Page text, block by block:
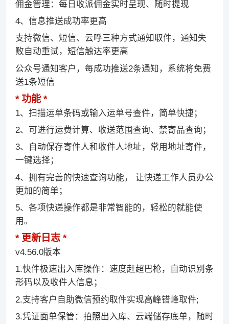
佣金管理：每日收派佣金实时呈现、随时提现
4、信息推送成功率更高
支持微信、短信、云呼三种方式通知取件，通知失
败自动重试，短信触达率更高
公众号通知客户，每成功推送2条通知，系统将免费
送1条短信
功能
1、扫描运单条码或输入运单号查件，简单快捷；
2、可进行运费计算、收送范围查询、禁寄品查询；
3、自动保存寄件人和收件人地址，常用地址寄件，
一键选择；
4、拥有完善的快速查询功能， 让快递工作人员办公
更加的简单；
5、各项快递操作都是非常智能的，轻松的就能使
用。
更新日志
v4.56.0版本
1.快件极速出入库操作：速度赶超巴枪，自动识别条
形码以及收件人信息；
2.支持客户自助微信预约取件实现高峰错峰取件;
3.凭证面单保管：拍照出入库、云端储存底单，随时